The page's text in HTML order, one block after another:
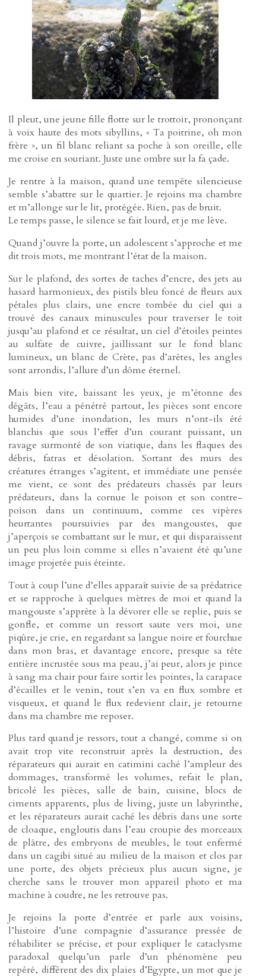
Il pleut, une jeune fille flotte sur le trottoir, prononçant
à voix haute des mots sibyllins, « Ta poitrine, oh mon
frère », un fil blanc reliant sa poche à son oreille, elle
me croise en souriant. Juste une ombre sur la fa çade.
Je rentre à la maison, quand une tempête silencieuse
semble s’abattre sur le quartier. Je rejoins ma chambre
et m’allonge sur le lit, protégée. Rien, pas de bruit.
Le temps passe, le silence se fait lourd, et je me lève.
Quand j’ouvre la porte, un adolescent s’approche et me
dit trois mots, me montrant l’état de la maison.
Sur le plafond, des sortes de taches d’encre, des jets au
hasard harmonieux, des pistils bleu foncé de fleurs aux
pétales plus clairs, une encre tombée du ciel qui a
trouvé des canaux minuscules pour traverser le toit
jusqu’au plafond et ce résultat, un ciel d’étoiles peintes
au sulfate de cuivre, jaillissant sur le fond blanc
lumineux, un blanc de Crète, pas d’arêtes, les angles
sont arrondis, l’allure d’un dôme éternel.
Mais bien vite, baissant les yeux, je m’étonne des
dégâts, l’eau a pénétré partout, les pièces sont encore
humides d’une inondation, les murs n’ont-ils été
blanchis que sous l’effet d’un courant puissant, un
ravage surmonté de son viatique, dans les flaques des
débris, fatras et désolation. Sortant des murs des
créatures étranges s’agitent, et immédiate une pensée
me vient, ce sont des prédateurs chassés par leurs
prédateurs, dans la cornue le poison et son contre-
poison dans un continuum, comme ces vipères
heurtantes poursuivies par des mangoustes, que
j’aperçois se combattant sur le mur, et qui disparaissent
un peu plus loin comme si elles n’avaient été qu’une
image projetée puis éteinte.
Tout à coup l’une d’elles apparaît suivie de sa prédatrice
et se rapproche à quelques mètres de moi et quand la
mangouste s’apprête à la dévorer elle se replie, puis se
gonfle, et comme un ressort saute vers moi, une
piqûre, je crie, en regardant sa langue noire et fourchue
dans mon bras, et davantage encore, presque sa tête
entière incrustée sous ma peau, j’ai peur, alors je pince
à sang ma chair pour faire sortir les pointes, la carapace
d’écailles et le venin, tout s’en va en flux sombre et
visqueux, et quand le flux redevient clair, je retourne
dans ma chambre me reposer.
Plus tard quand je ressors, tout a changé, comme si on
avait trop vite reconstruit après la destruction, des
réparateurs qui aurait en catimini caché l’ampleur des
dommages, transformé les volumes, refait le plan,
bricolé les pièces, salle de bain, cuisine, blocs de
ciments apparents, plus de living, juste un labyrinthe,
et les réparateurs aurait caché les débris dans une sorte
de cloaque, engloutis dans l’eau croupie des morceaux
de plâtre, des embryons de meubles, le tout enfermé
dans un cagibi situé au milieu de la maison et clos par
une porte, des objets précieux plus aucun signe, je
cherche sans le trouver mon appareil photo et ma
machine à coudre, ne les retrouve pas.
Je rejoins la porte d’entrée et parle aux voisins,
l’histoire d’une compagnie d’assurance pressée de
réhabiliter se précise, et pour expliquer le cataclysme
paradoxal quelqu’un parle d’un phénomène peu
repéré, différent des dix plaies d’Egypte, un mot que je